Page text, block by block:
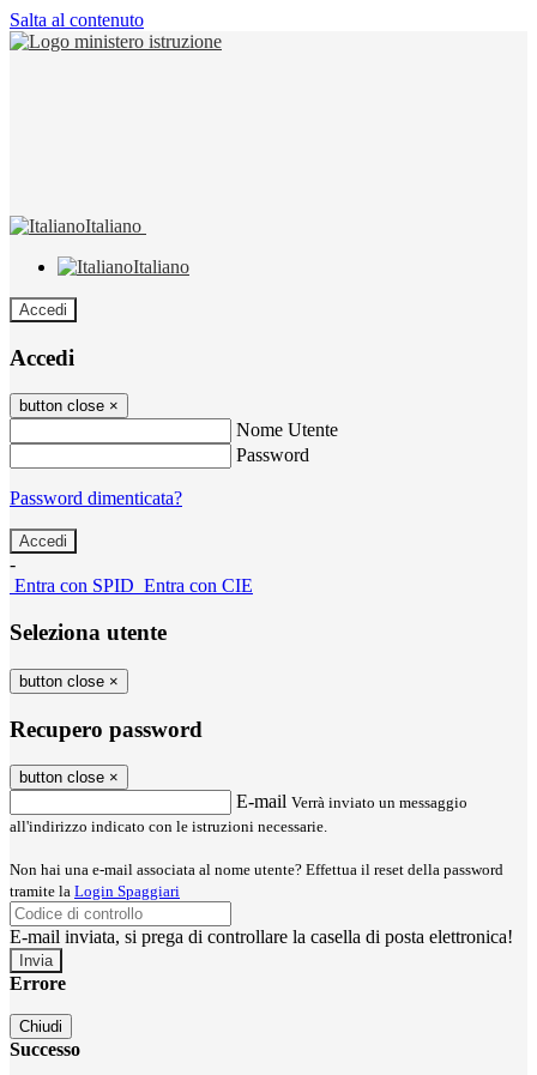
Salta al contenuto
Italiano
Italiano
Accedi
Accedi
button close ×
Nome Utente
Password
Password dimenticata?
-
Entra con SPID Entra con CIE
Seleziona utente
button close ×
Recupero password
button close ×
E-mail Verrà inviato un messaggio
all'indirizzo indicato con le istruzioni necessarie.
Non hai una e-mail associata al nome utente? Effettua il reset della password
tramite la Login Spaggiari
E-mail inviata, si prega di controllare la casella di posta elettronica!
Errore
Chiudi
Successo